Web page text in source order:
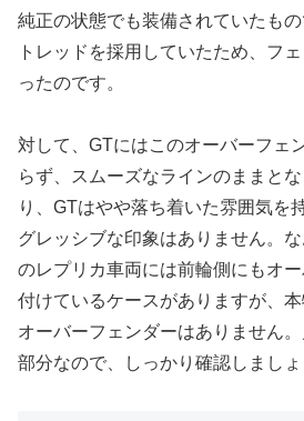
純正の状態でも装備されていたも
トレッドを採用していたため、フ
ったのです。
対して、GTにはこのオーバーフェ
らず、スムーズなラインのままと
り、GTはやや落ち着いた雰囲気を
グレッシブな印象はありません。
のレプリカ車両には前輪側にもオ
付けているケースがありますが、
オーバーフェンダーはありません
部分なので、しっかり確認しましょ